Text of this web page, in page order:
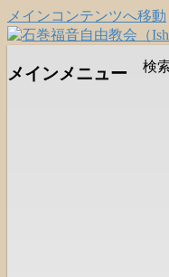
メインコンテンツへ移動
石巻福音自
（
日本福音自由
教支援会」に
検
メインメニュー